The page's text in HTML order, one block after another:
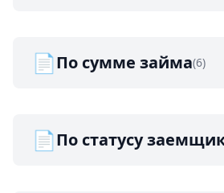
📄По сумме займа(6)
📄По статусу